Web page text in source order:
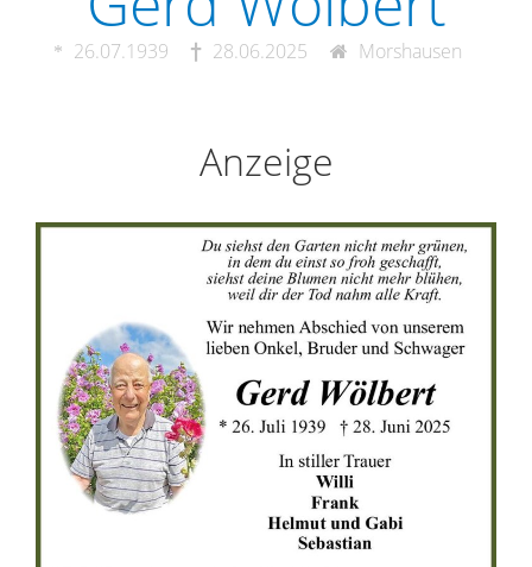
26.07.1939 28.06.2025 Morshausen
Anzeige